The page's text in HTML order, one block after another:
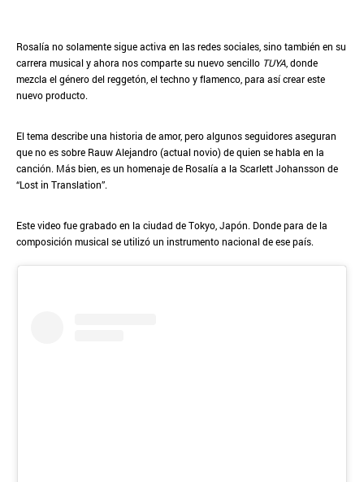
Rosalía no solamente sigue activa en las redes sociales, sino también en su
carrera musical y ahora nos comparte su nuevo sencillo TUYA , donde
mezcla el género del reggetón, el techno y flamenco, para así crear este
nuevo producto.
El tema describe una historia de amor, pero algunos seguidores aseguran
que no es sobre Rauw Alejandro (actual novio) de quien se habla en la
canción. Más bien, es un homenaje de Rosalía a la Scarlett Johansson de
“Lost in Translation”.
Este video fue grabado en la ciudad de Tokyo, Japón. Donde para de la
composición musical se utilizó un instrumento nacional de ese país.